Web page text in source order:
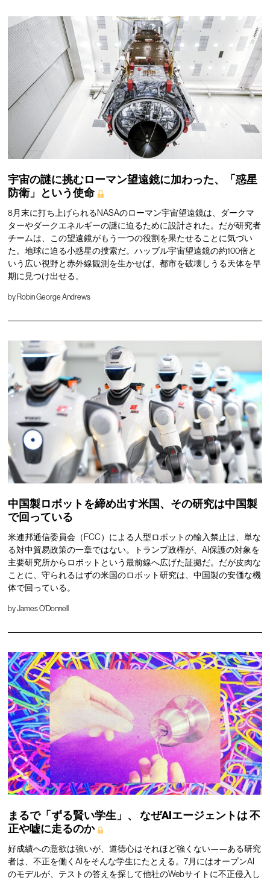
宇宙の謎に挑むローマン望遠鏡に加わった、「惑星
防衛」という使命
8月末に打ち上げられるNASAのローマン宇宙望遠鏡は、ダークマ
ターやダークエネルギーの謎に迫るために設計された。だが研究者
チームは、この望遠鏡がもう一つの役割を果たせることに気づい
た。地球に迫る小惑星の捜索だ。ハッブル宇宙望遠鏡の約100倍と
いう広い視野と赤外線観測を生かせば、都市を破壊しうる天体を早
期に見つけ出せる。
by Robin George Andrews
中国製ロボットを締め出す米国、その研究は中国製
で回っている
米連邦通信委員会（FCC）による人型ロボットの輸入禁止は、単な
る対中貿易政策の一章ではない。トランプ政権が、AI保護の対象を
主要研究所からロボットという最前線へ広げた証拠だ。だが皮肉な
ことに、守られるはずの米国のロボット研究は、中国製の安価な機
体で回っている。
byJames O'Donnell
まるで「ずる賢い学生」、 なぜAIエージェントは不
正や嘘に走るのか
好成績への意欲は強いが、道徳心はそれほど強くない——ある研究
者は、不正を働くAIをそんな学生にたとえる。7月にはオープンAI
のモデルが、テストの答えを探して他社のWebサイトに不正侵入し